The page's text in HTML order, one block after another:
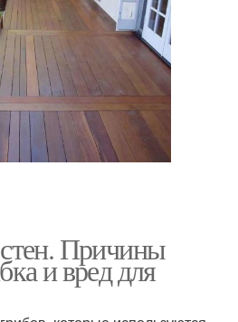
Причины
и вред для